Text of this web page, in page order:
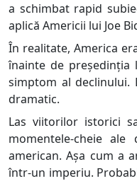
a schimbat rapid
aplică Americii lui Joe
În realitate, America
înainte de
simptom al declinului.
dramatic.
Las viitorilor istorici
momentele-cheie
american. Așa cum a
într-un imperiu.